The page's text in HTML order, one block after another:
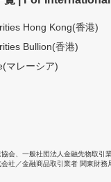
Hong Kong(香港)
Bullion(香港)
マレーシア)
協会 一般社団法人金融先物取引
社／金融商品取引業者 関東財